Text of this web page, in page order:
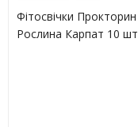
Фітосвічки Прокторин
Рослина Карпат 10 шт